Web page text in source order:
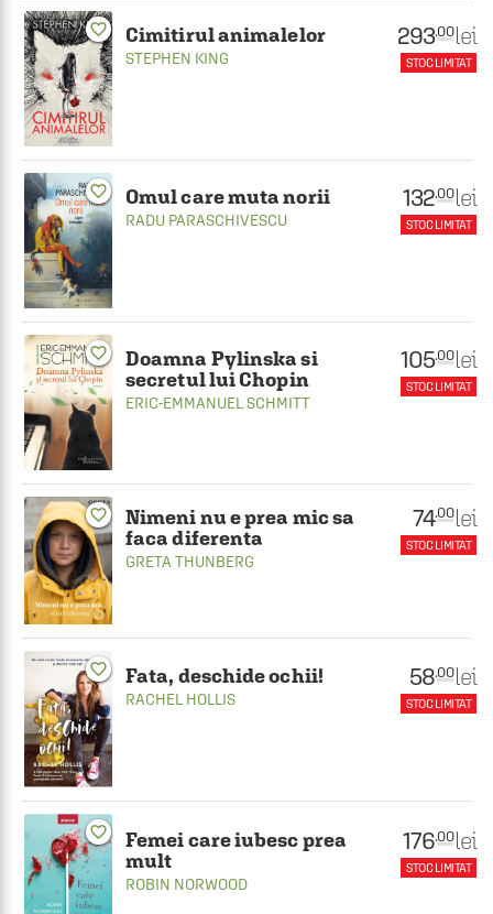
favorite_border Cimitirul animalelor
STEPHEN KING
293.00 lei
STOC LIMITAT
favorite_border Omul care muta norii
RADU PARASCHIVESCU
132.00 lei
STOC LIMITAT
favorite_border
Doamna Pylinska si
secretul lui Chopin
ERIC-EMMANUEL SCHMITT
105.00 lei
STOC LIMITAT
favorite_border
Nimeni nu e prea mic sa
faca diferenta
GRETA THUNBERG
74.00 lei
STOC LIMITAT
favorite_border Fata, deschide ochii!
RACHEL HOLLIS
58.00 lei
STOC LIMITAT
favorite_border
Femei care iubesc prea
mult
ROBIN NORWOOD
176.00 lei
STOC LIMITAT